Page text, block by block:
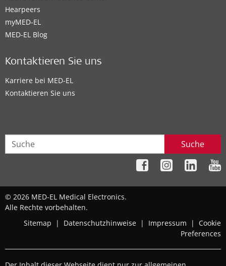
Hearpeers
myMED‑EL
MED-EL Blog
Kontaktieren Sie uns
Karriere bei MED-EL
Kontaktieren Sie uns
Suche
© 2026 MED-EL Medical Electronics.
Alle Rechte vorbehalten.
Sitemap
| Datenschutzhinweise | Impressum | Cookie
Preferences